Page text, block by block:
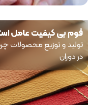
فوم بی کیفیت عامل
تولید و توزیع محصولات
در دوران